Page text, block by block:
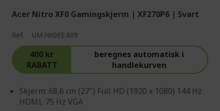
Acer Nitro XF0 Gamingskjerm | XF270P6 | Svart
Ref. UM.HX0EE.609
400 kr
RABATT
beregnes automatisk i
handlekurven
Skjerm: 68,6 cm (27") Full HD (1920 x 1080) 144 Hz
HDMI, 75 Hz VGA